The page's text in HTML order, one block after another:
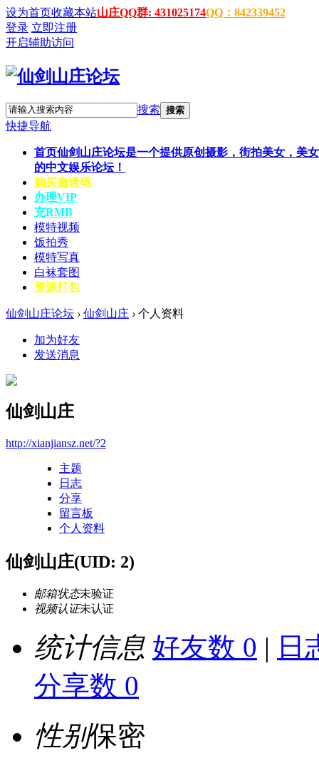
设为首页收藏本站山庄QQ群: 431025174QQ：842339452
登录 立即注册
开启辅助访问
搜索 搜索
快捷导航
首页仙剑山庄论坛是一个提供原创摄影，街拍美女，美
的中文娱乐论坛！
购买邀请码
办理VIP
充RMB
模特视频
饭拍秀
模特写真
白袜套图
资源打包
仙剑山庄论坛 › 仙剑山庄 › 个人资料
加为好友
发送消息
仙剑山庄
http://xianjiansz.net/?2
主题
日志
分享
留言板
个人资料
仙剑山庄(UID: 2)
邮箱状态未验证
视频认证未认证
统计信息 好友数 0 | 日
分享数 0
性别保密